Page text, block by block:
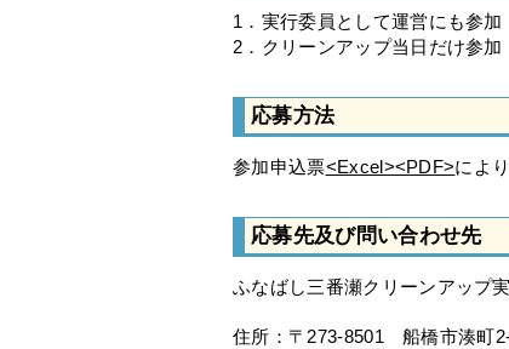
1．実行委員として運営にも参
2．クリーンアップ当日だけ参
応募方法
参加申込票<Excel><PDF>によ
応募先及び問い合わせ先
ふなばし三番瀬クリーンアップ
住所：〒273-8501 船橋市湊町